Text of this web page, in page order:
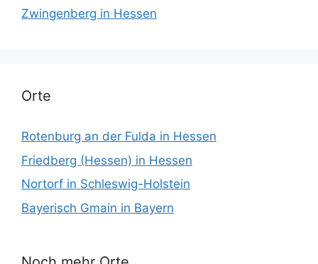
Zwingenberg in Hessen
Orte
Rotenburg an der Fulda in Hessen
Friedberg (Hessen) in Hessen
Nortorf in Schleswig-Holstein
Bayerisch Gmain in Bayern